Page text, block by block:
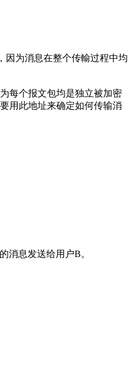
因为消息在整个传輸过程中均
每个报文包均是独立被加密
用此地址来确定如何传输消
消息发送给用户B。